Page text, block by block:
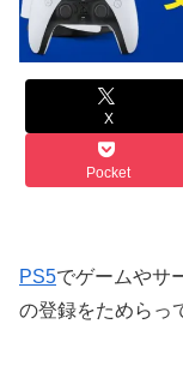
X
Pocket
PS5でゲームやサ
の登録をためらっ